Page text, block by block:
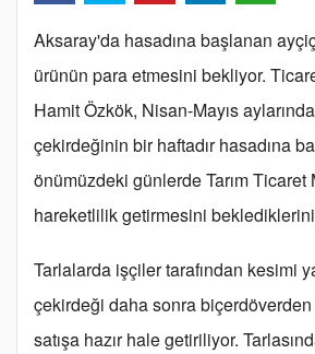
Aksaray'da hasadına başlanan
ürünün para etmesini bekliyor.
Hamit Özkök, Nisan-Mayıs
çekirdeğinin bir haftadır hasadına
önümüzdeki günlerde Tarım Ticaret
hareketlilik getirmesini beklediklerini
Tarlalarda işçiler tarafından kesimi
çekirdeği daha sonra
satışa hazır hale getiriliyor.